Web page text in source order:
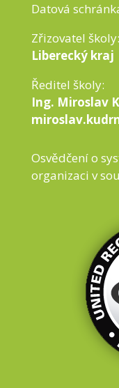
Datová
Zřizovatel školy:
Liberecký kraj
Ředitel školy:
Ing. Miroslav
Osvědčení o
organizaci v